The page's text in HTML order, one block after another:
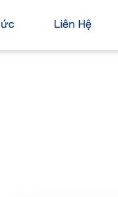
Liên Hệ